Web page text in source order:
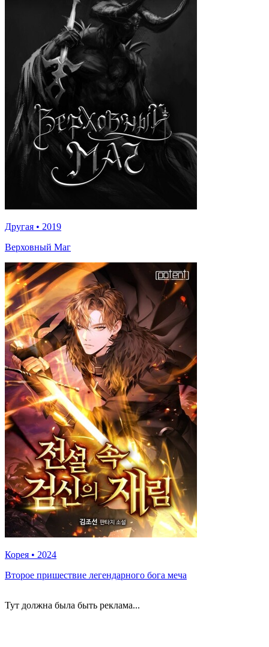
Другая • 2019
Верховный Маг
Корея • 2024
Второе пришествие легендарного бога меча
Тут должна была быть реклама...